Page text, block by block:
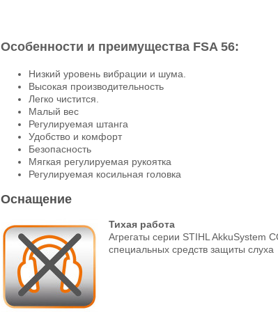
Особенности и преимущества FSA 56:
Низкий уровень вибрации и шума.
Высокая производительность
Легко чистится.
Малый вес
Регулируемая штанга
Удобство и комфорт
Безопасность
Мягкая регулируемая рукоятка
Регулируемая косильная головка
Оснащение
Тихая работа
Агрегаты серии STIHL AkkuSystem
специальных средств защиты слуха